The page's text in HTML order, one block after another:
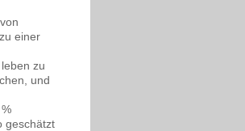
einer
zu
und
geschätzt